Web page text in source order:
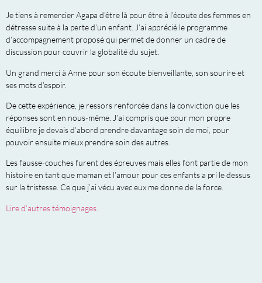
Je tiens à remercier Agapa d’être là pour être à l’écoute des femmes en
détresse suite à la perte d’un enfant. J’ai apprécié le programme
d’accompagnement proposé qui permet de donner un cadre de
discussion pour couvrir la globalité du sujet.
Un grand merci à Anne pour son écoute bienveillante, son sourire et
ses mots d’espoir.
De cette expérience, je ressors renforcée dans la conviction que les
réponses sont en nous-même. J’ai compris que pour mon propre
équilibre je devais d’abord prendre davantage soin de moi, pour
pouvoir ensuite mieux prendre soin des autres.
Les fausse-couches furent des épreuves mais elles font partie de mon
histoire en tant que maman et l’amour pour ces enfants a pri le dessus
sur la tristesse. Ce que j’ai vécu avec eux me donne de la force.
Lire d’autres témoignages.